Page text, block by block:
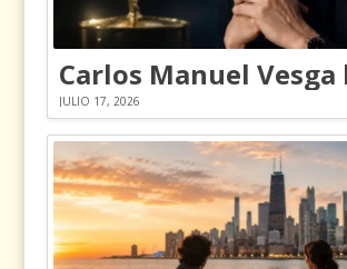
JULIO 17, 2026